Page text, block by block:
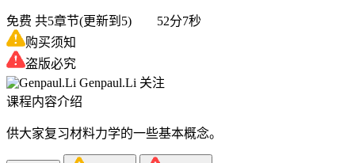
免费 共5章节(更新到5) 52分7秒
购买须知
盗版必究
Genpaul.Li 关注
课程内容介绍
供大家复习材料力学的一些基本概念。